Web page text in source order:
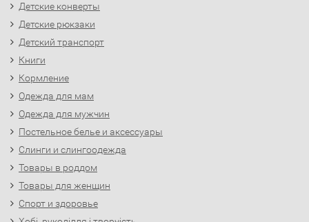
Детские конверты
Детские рюкзаки
Детский транспорт
Книги
Кормление
Одежда для мам
Одежда для мужчин
Постельное белье и аксессуары
Слинги и слингоодежда
Товары в роддом
Товары для женщин
Спорт и здоровье